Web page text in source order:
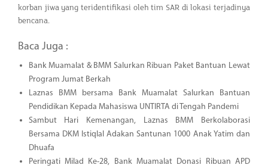
korban jiwa yang teridentifikasi oleh tim SAR di lokasi terjadinya
bencana.
Baca Juga :
Bank Muamalat & BMM Salurkan Ribuan Paket Bantuan Lewat
Program Jumat Berkah
Laznas BMM bersama Bank Muamalat Salurkan Bantuan
Pendidikan Kepada Mahasiswa UNTIRTA di Tengah Pandemi
Sambut Hari Kemenangan, Laznas BMM Berkolaborasi
Bersama DKM Istiqlal Adakan Santunan 1000 Anak Yatim dan
Dhuafa
Peringati Milad Ke-28, Bank Muamalat Donasi Ribuan APD